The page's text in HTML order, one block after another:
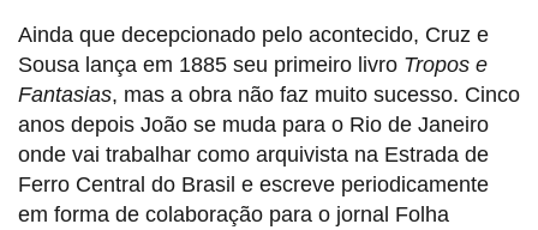
Ainda que decepcionado pelo acontecido, Cruz e
Sousa lança em 1885 seu primeiro livro Tropos e
Fantasias, mas a obra não faz muito sucesso. Cinco
anos depois João se muda para o Rio de Janeiro
onde vai trabalhar como arquivista na Estrada de
Ferro Central do Brasil e escreve periodicamente
em forma de colaboração para o jornal Folha